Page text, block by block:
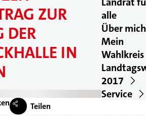
alle
Über mich
Mein
Wahlkreis
2017
Service
ZUR
DER
IN
Teilen